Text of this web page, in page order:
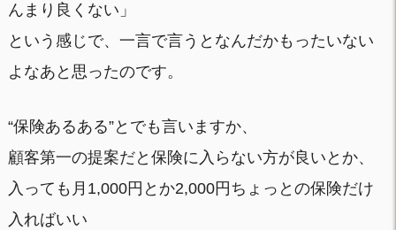
んまり良くない」
という感じで、一言で言うとなんだかもったいない
よなあと思ったのです。
“保険あるある”とでも言いますか、
顧客第一の提案だと保険に入らない方が良いとか、
入っても月1,000円とか2,000円ちょっとの保険だけ
入ればいい